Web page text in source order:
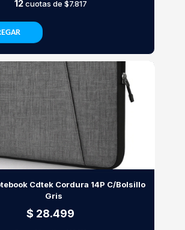
12cuotas de $7.817
Cdtek Cordura 14P C/Bolsillo
Gris
$ 28.499